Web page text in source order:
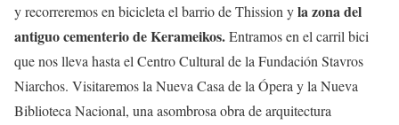
y recorreremos en bicicleta el barrio de Thission yla zona del
antiguo cementerio de Kerameikos.Entramos en el carril bici
que nos lleva hasta el Centro Cultural de la Fundación Stavros
Niarchos. Visitaremos la Nueva Casa de la Ópera y la Nueva
Biblioteca Nacional, una asombrosa obra de arquitectura